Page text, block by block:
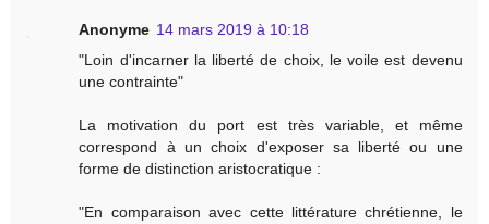
Anonyme 14 mars 2019 à 10:18
"Loin d'incarner la liberté de choix, le voile est devenu
une contrainte"
La motivation du port est très variable, et même
correspond à un choix d'exposer sa liberté ou une
forme de distinction aristocratique :
"En comparaison avec cette littérature chrétienne, le